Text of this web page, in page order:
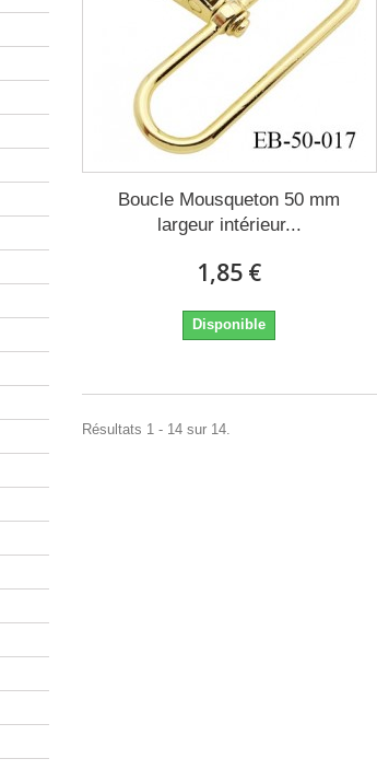
Boucle Mousqueton 50 mm
largeur intérieur...
1,85 €
Disponible
Résultats 1 - 14 sur 14.